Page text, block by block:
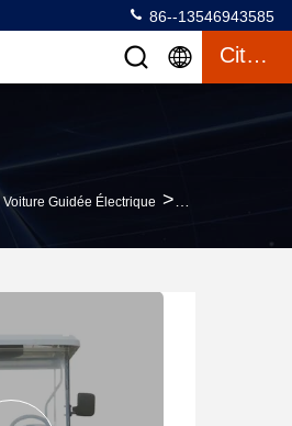
86--13546943585
Citation
Voiture Guidée Électrique >